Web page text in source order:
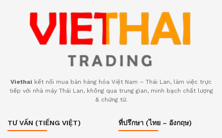
Viethai kết nối mua bán hàng hóa Việt Nam – Thái Lan, làm việc trực
tiếp với nhà máy Thái Lan, không qua trung gian, minh bạch chất lượng
& chứng từ.
TƯ VẤN (TIẾNG VIỆT) ที่ปรึกษา (ไทย – อังกฤษ)